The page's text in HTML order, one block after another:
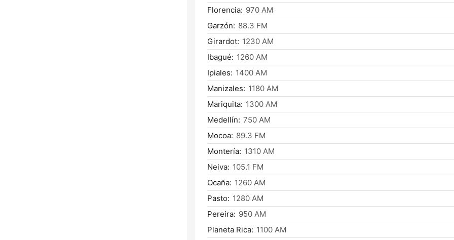
Florencia: 970 AM
Garzón: 88.3 FM
Girardot: 1230 AM
Ibagué: 1260 AM
Ipiales: 1400 AM
Manizales: 1180 AM
Mariquita: 1300 AM
Medellín: 750 AM
Mocoa: 89.3 FM
Montería: 1310 AM
Neiva: 105.1 FM
Ocaña: 1260 AM
Pasto: 1280 AM
Pereira: 950 AM
Planeta Rica: 1100 AM